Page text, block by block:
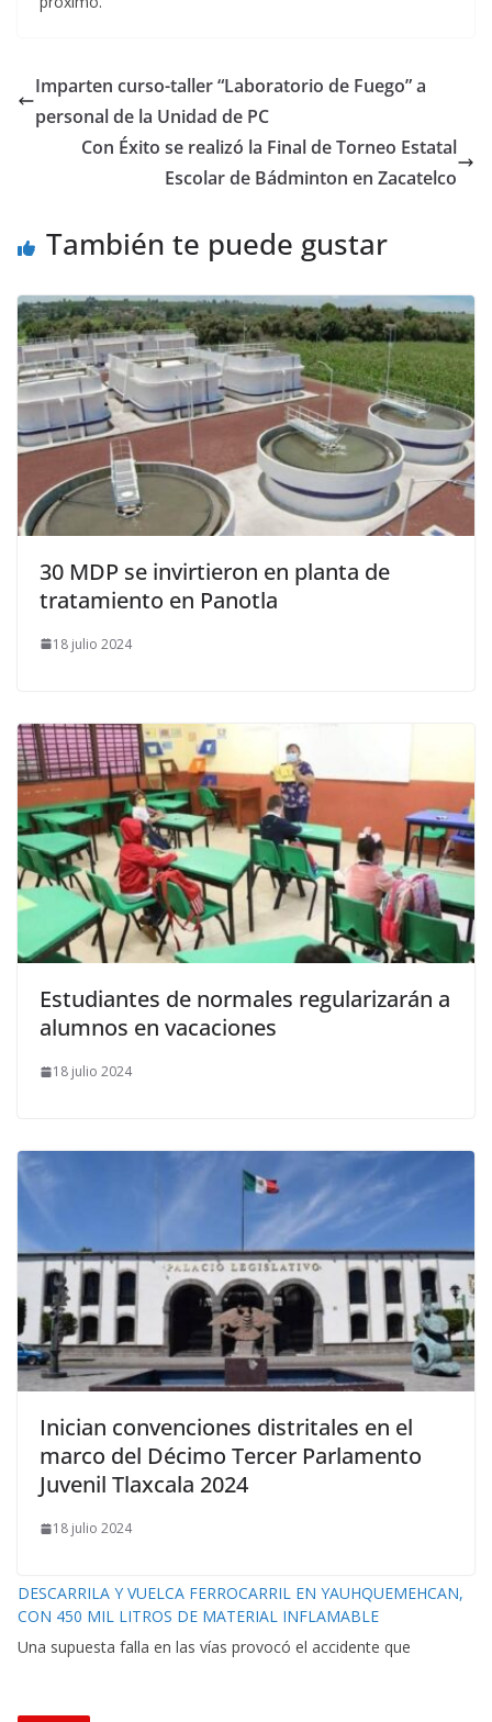
Imparten curso-taller “Laboratorio de Fuego” a
personal de la Unidad de PC
Con Éxito se realizó la Final de Torneo Estatal
Escolar de Bádminton en Zacatelco
También te puede gustar
30 MDP se invirtieron en planta de
tratamiento en Panotla
18 julio 2024
Estudiantes de normales regularizarán a
alumnos en vacaciones
18 julio 2024
Inician convenciones distritales en el
marco del Décimo Tercer Parlamento
Juvenil Tlaxcala 2024
18 julio 2024
DESCARRILA Y VUELCA FERROCARRIL EN YAUHQUEMEHCAN,
CON 450 MIL LITROS DE MATERIAL INFLAMABLE
Una supuesta falla en las vías provocó el accidente que